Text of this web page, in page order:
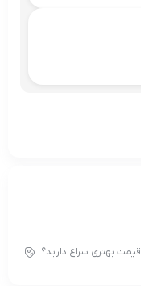
قیمت بهتری سراغ دارید؟